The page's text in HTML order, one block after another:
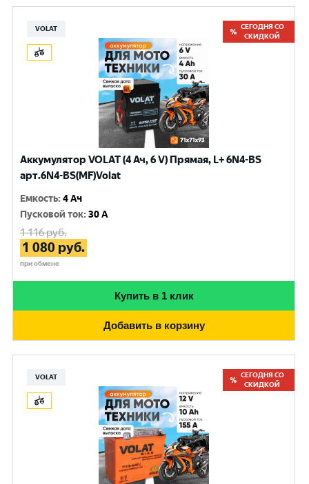
VOLAT
СЕГОДНЯ СО
СКИДКОЙ
Аккумулятор VOLAT (4 Ач, 6 V) Прямая, L+ 6N4-BS
арт.6N4-BS(MF)Volat
Емкость:4 Ач
Пусковой ток:30 A
1 116руб.
1 080 руб.
при обмене
Купить в 1 клик
Добавить в корзину
VOLAT
СЕГОДНЯ СО
СКИДКОЙ